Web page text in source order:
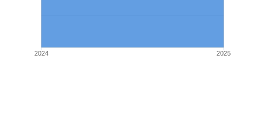
2024 2025